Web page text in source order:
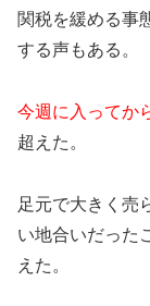
関税を緩める事
する声もある。
今週に入ってか
超えた。
足元で大きく売
い地合いだった
えた。